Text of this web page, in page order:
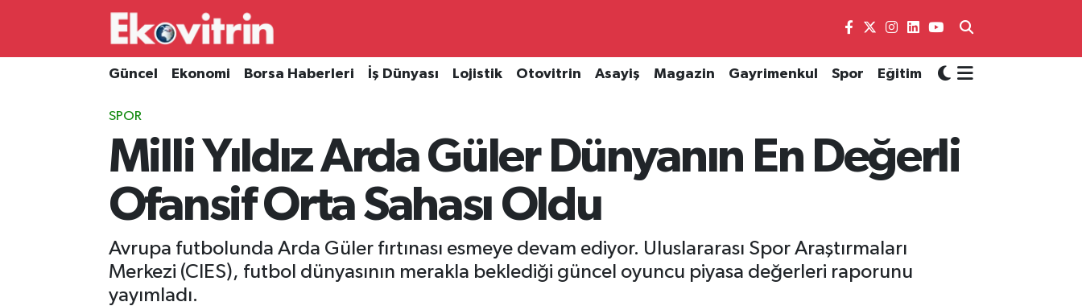
Güncel Ekonomi Borsa Haberleri İş Dünyası Lojistik Otovitrin Asayiş Magazin Gayrimenkul Spor Eğitim
SPOR
Milli Yıldız Arda Güler Dünyanın En Değerli
Ofansif Orta Sahası Oldu
Avrupa futbolunda Arda Güler fırtınası esmeye devam ediyor. Uluslararası Spor Araştırmaları
Merkezi (CIES), futbol dünyasının merakla beklediği güncel oyuncu piyasa değerleri raporunu
yayımladı.
Güncel
Borsa Haberleri
Hava Durumu
Süper Lig Puan Durumu ve Fikstür
Tüm Manşetler
Son Dakika Haberleri
Haber Arşivi